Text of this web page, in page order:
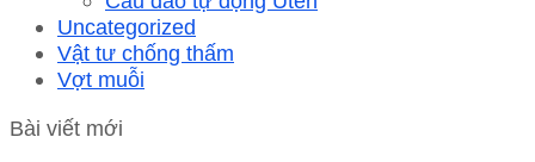
Uncategorized
Vật tư chống thấm
Vợt muỗi
Bài viết mới